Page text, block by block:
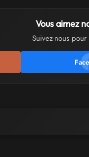
Vous aimez
Suivez-nous